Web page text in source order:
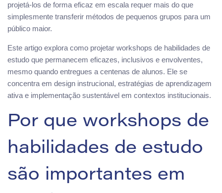
projetá-los de forma eficaz em escala requer mais do que
simplesmente transferir métodos de pequenos grupos para um
público maior.
Este artigo explora como projetar workshops de habilidades de
estudo que permanecem eficazes, inclusivos e envolventes,
mesmo quando entregues a centenas de alunos. Ele se
concentra em design instrucional, estratégias de aprendizagem
ativa e implementação sustentável em contextos institucionais.
Por que workshops de
habilidades de estudo
são importantes em